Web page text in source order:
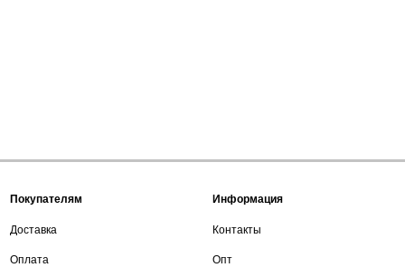
Покупателям
Доставка
Оплата
Информация
Контакты
Опт